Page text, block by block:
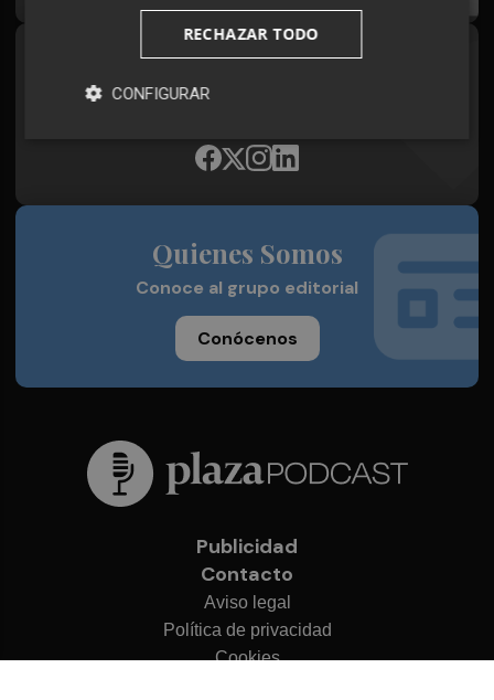
Síguenos en redes
Plaza Podcast, desde cualquier medio
Quienes Somos
Conoce al grupo editorial
Conócenos
Publicidad
Contacto
Aviso legal
Política de privacidad
Cookies
RECHAZAR TODO
CONFIGURAR